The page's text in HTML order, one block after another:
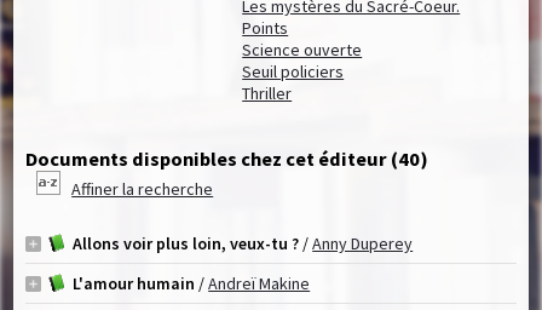
Les mystères du Sacré-Coeur.
Points
Science ouverte
Seuil policiers
Thriller
Documents disponibles chez cet éditeur (40)
Affiner la recherche
Allons voir plus loin, veux-tu ?/Anny Duperey
L'amour humain /Andreï Makine